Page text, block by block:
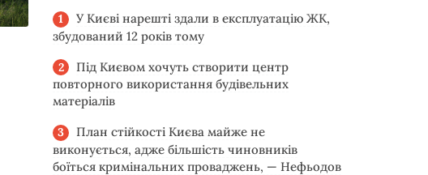
У Києві нарешті здали в експлуатацію ЖК,
збудований 12 років тому
Під Києвом хочуть створити центр
повторного використання будівельних
матеріалів
План стійкості Києва майже не
виконується, адже більшість чиновників
боїться кримінальних проваджень, — Нефьодов